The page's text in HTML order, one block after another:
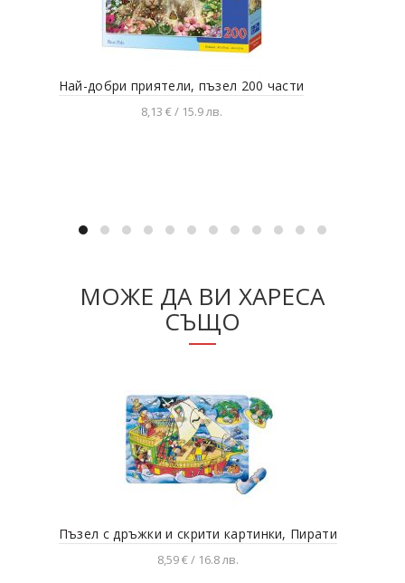
Най-добри приятели, пъзел 200 части
8,13 € / 15.9 лв.
МОЖЕ ДА ВИ ХАРЕСА
СЪЩО
Пъзел с дръжки и скрити картинки, Пирати
8,59 € / 16.8 лв.